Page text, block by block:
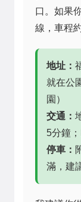
口。如果
線，車程
地址：
就在公
園）
交通：
5分鐘
停車：
滿，建